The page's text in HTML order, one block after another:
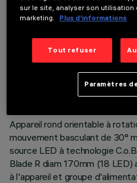
DONNÉES
DERNIÈRE MISE À JOUR: 05/08/
Appareil rond orientable à
mouvement basculant de 30°
source LED à technologie
Blade R diam 170mm (18
à l'appareil et groupe
sur le site, analyser son
marketing.
Plus d’informations
Tout refuser
Paramètres